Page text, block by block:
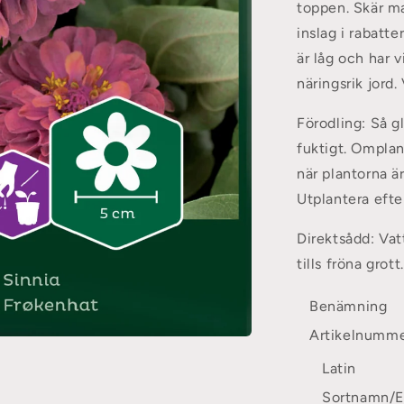
toppen. Skär
inslag i
är låg och har
näringsrik jord.
Förodling: Så
fuktigt.
när plantorna
Utplantera
Direktsådd:
tills fröna
Benämning
Latin
Sortnamn/